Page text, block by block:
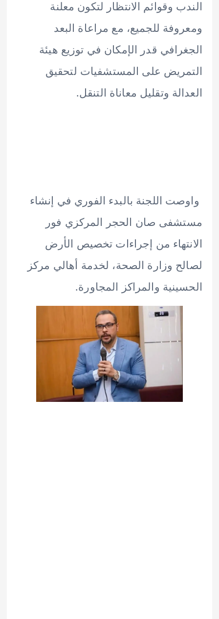
وقوائم الانتظار لتكون معلنة
للجميع، مع مراعاة البعد
قدر الإمكان في توزيع هيئة
على المستشفيات لتحقيق
وتقليل معاناة التنقل.
اللجنة بالبدء الفوري في إنشاء
صان الحجر المركزي فور
من إجراءات تخصيص الأرض
وزارة الصحة، لخدمة أهالي مركز
والمراكز المجاورة.